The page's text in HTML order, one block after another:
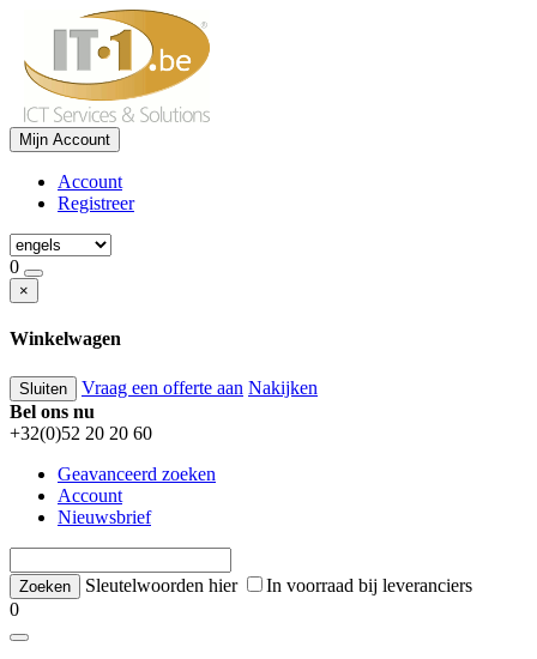
Mijn Account
Account
Registreer
0
×
Winkelwagen
Sluiten Vraag een offerte aan Nakijken
Bel ons nu
+32(0)52 20 20 60
Geavanceerd zoeken
Account
Nieuwsbrief
Sleutelwoorden hier
In voorraad bij leveranciers
0